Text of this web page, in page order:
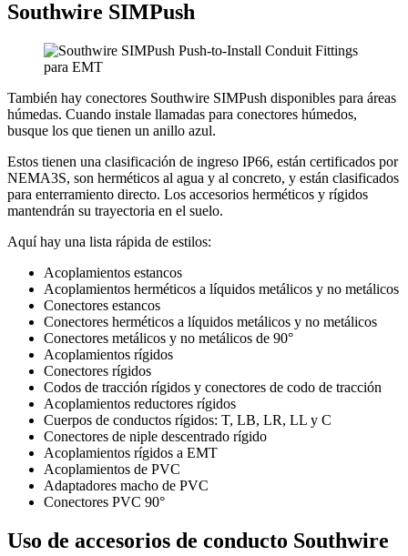
Southwire SIMPush
También hay conectores Southwire SIMPush disponibles para áreas
húmedas. Cuando instale llamadas para conectores húmedos,
busque los que tienen un anillo azul.
Estos tienen una clasificación de ingreso IP66, están certificados por
NEMA3S, son herméticos al agua y al concreto, y están clasificados
para enterramiento directo. Los accesorios herméticos y rígidos
mantendrán su trayectoria en el suelo.
Aquí hay una lista rápida de estilos:
Acoplamientos estancos
Acoplamientos herméticos a líquidos metálicos y no metálicos
Conectores estancos
Conectores herméticos a líquidos metálicos y no metálicos
Conectores metálicos y no metálicos de 90°
Acoplamientos rígidos
Conectores rígidos
Codos de tracción rígidos y conectores de codo de tracción
Acoplamientos reductores rígidos
Cuerpos de conductos rígidos: T, LB, LR, LL y C
Conectores de niple descentrado rígido
Acoplamientos rígidos a EMT
Acoplamientos de PVC
Adaptadores macho de PVC
Conectores PVC 90°
Uso de accesorios de conducto Southwire